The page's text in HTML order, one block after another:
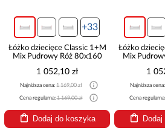
+33
Łóżko dziecięce Classic 1+M
Mix Pudrowy Róż 80x160
1 052,10 zł
Najniższa cena:1 169,00 zł
Cena regularna:1 169,00 zł
Dodaj do koszyka
Łóżko
Mix
1
Najniższa
Cena